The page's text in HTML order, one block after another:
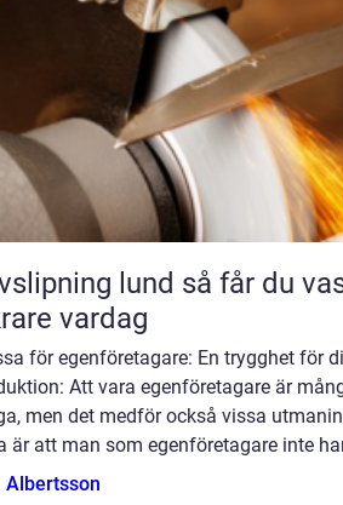
lund så får du vassare verktyg och
vardag
för egenföretagare: En trygghet för
Att vara egenföretagare är
men det medför också vissa
är att man som egenföretagare inte
Albertsson